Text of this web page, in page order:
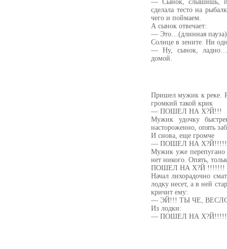
— Сынок, слышишь,
сделала тесто на
чего и поймаем.
А сынок отвечает:
— Это…(длинная пауза)
Солнце в зените. Ни
— Ну, сынок, ладно…
домой.
Пришел мужик к реке.
громкий такой крик
— ПОШЕЛ HА Х?Й!!!
Мужик удочку
настороженно, опять
И снова, еще громче
— ПОШЕЛ HА Х?Й!!!!!
Мужик уже перепугано
нет никого. Опять,
ПОШЕЛ HА Х?Й !!!!!!!
Начал лихорадочно
лодкy несет, а в ней
кричит ему:
— ЭЙ!!! ТЫ ЧЕ,
Из лодки:
— ПОШЕЛ HА